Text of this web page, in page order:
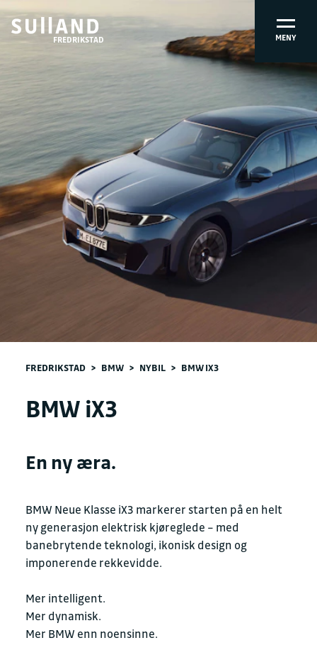
FREDRIKSTAD MENY
FREDRIKSTAD > BMW > NYBIL > BMW IX3
BMW iX3
En ny æra.
BMW Neue Klasse iX3 markerer starten på en helt
ny generasjon elektrisk kjøreglede – med
banebrytende teknologi, ikonisk design og
imponerende rekkevidde.
Mer intelligent.
Mer dynamisk.
Mer BMW enn noensinne.